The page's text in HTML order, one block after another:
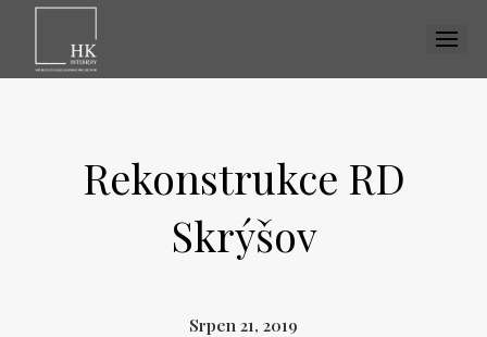
MENU
Rekonstrukce RD
Skrýšov
Srpen 21, 2019